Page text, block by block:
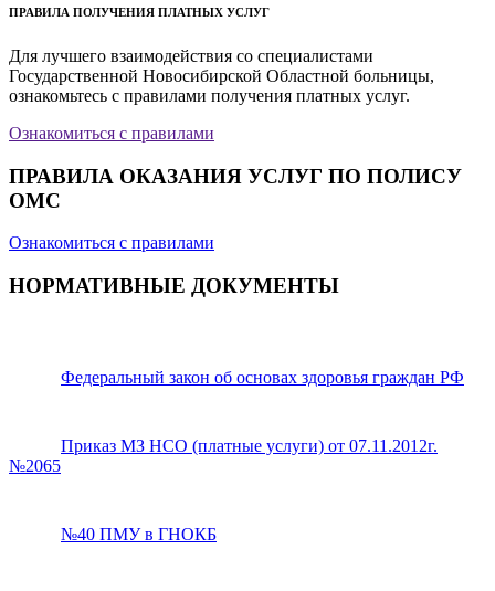
ПРАВИЛА ПОЛУЧЕНИЯ ПЛАТНЫХ УСЛУГ
Для лучшего взаимодействия со специалистами
Государственной Новосибирской Областной больницы,
ознакомьтесь с правилами получения платных услуг.
Ознакомиться с правилами
ПРАВИЛА ОКАЗАНИЯ УСЛУГ ПО ПОЛИСУ
ОМС
Ознакомиться с правилами
НОРМАТИВНЫЕ ДОКУМЕНТЫ
Федеральный закон об основах здоровья граждан РФ
Приказ МЗ НСО (платные услуги) от 07.11.2012г.
№2065
№40 ПМУ в ГНОКБ